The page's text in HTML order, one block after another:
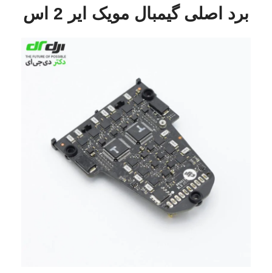
برد اصلی گیمبال مویک ایر 2 اس